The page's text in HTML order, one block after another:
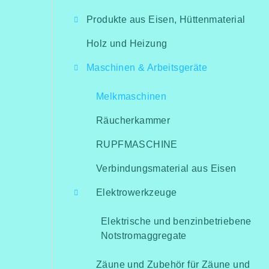
Produkte aus Eisen, Hüttenmaterial
Holz und Heizung
Maschinen & Arbeitsgeräte
Melkmaschinen
Räucherkammer
RUPFMASCHINE
Verbindungsmaterial aus Eisen
Elektrowerkzeuge
Elektrische und benzinbetriebene
Notstromaggregate
Zäune und Zubehör für Zäune und